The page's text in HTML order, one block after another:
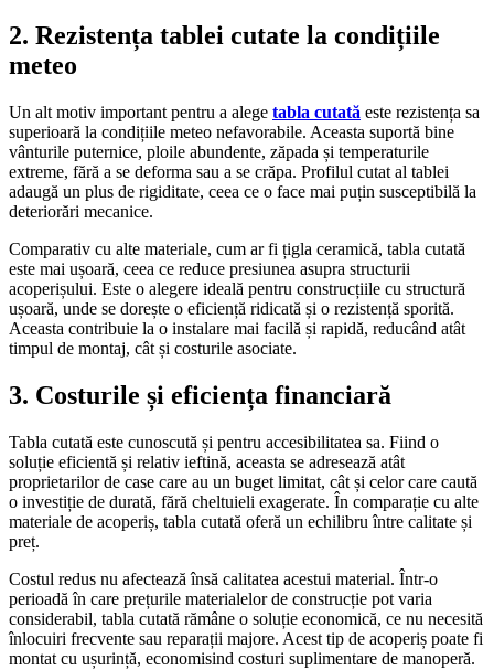
2. Rezistența tablei cutate la condițiile
meteo
Un alt motiv important pentru a alege tabla cutată este rezistența sa
superioară la condițiile meteo nefavorabile. Aceasta suportă bine
vânturile puternice, ploile abundente, zăpada și temperaturile
extreme, fără a se deforma sau a se crăpa. Profilul cutat al tablei
adaugă un plus de rigiditate, ceea ce o face mai puțin susceptibilă la
deteriorări mecanice.
Comparativ cu alte materiale, cum ar fi țigla ceramică, tabla cutată
este mai ușoară, ceea ce reduce presiunea asupra structurii
acoperișului. Este o alegere ideală pentru construcțiile cu structură
ușoară, unde se dorește o eficiență ridicată și o rezistență sporită.
Aceasta contribuie la o instalare mai facilă și rapidă, reducând atât
timpul de montaj, cât și costurile asociate.
3. Costurile și eficiența financiară
Tabla cutată este cunoscută și pentru accesibilitatea sa. Fiind o
soluție eficientă și relativ ieftină, aceasta se adresează atât
proprietarilor de case care au un buget limitat, cât și celor care caută
o investiție de durată, fără cheltuieli exagerate. În comparație cu alte
materiale de acoperiș, tabla cutată oferă un echilibru între calitate și
preț.
Costul redus nu afectează însă calitatea acestui material. Într-o
perioadă în care prețurile materialelor de construcție pot varia
considerabil, tabla cutată rămâne o soluție economică, ce nu necesită
înlocuiri frecvente sau reparații majore. Acest tip de acoperiș poate fi
montat cu ușurință, economisind costuri suplimentare de manoperă.